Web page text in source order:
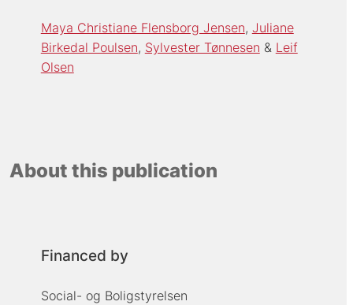
Maya Christiane Flensborg Jensen Juliane
Birkedal Poulsen Sylvester Tønnesen
Leif
Olsen
About this publication
Financed by
Social- og Boligstyrelsen